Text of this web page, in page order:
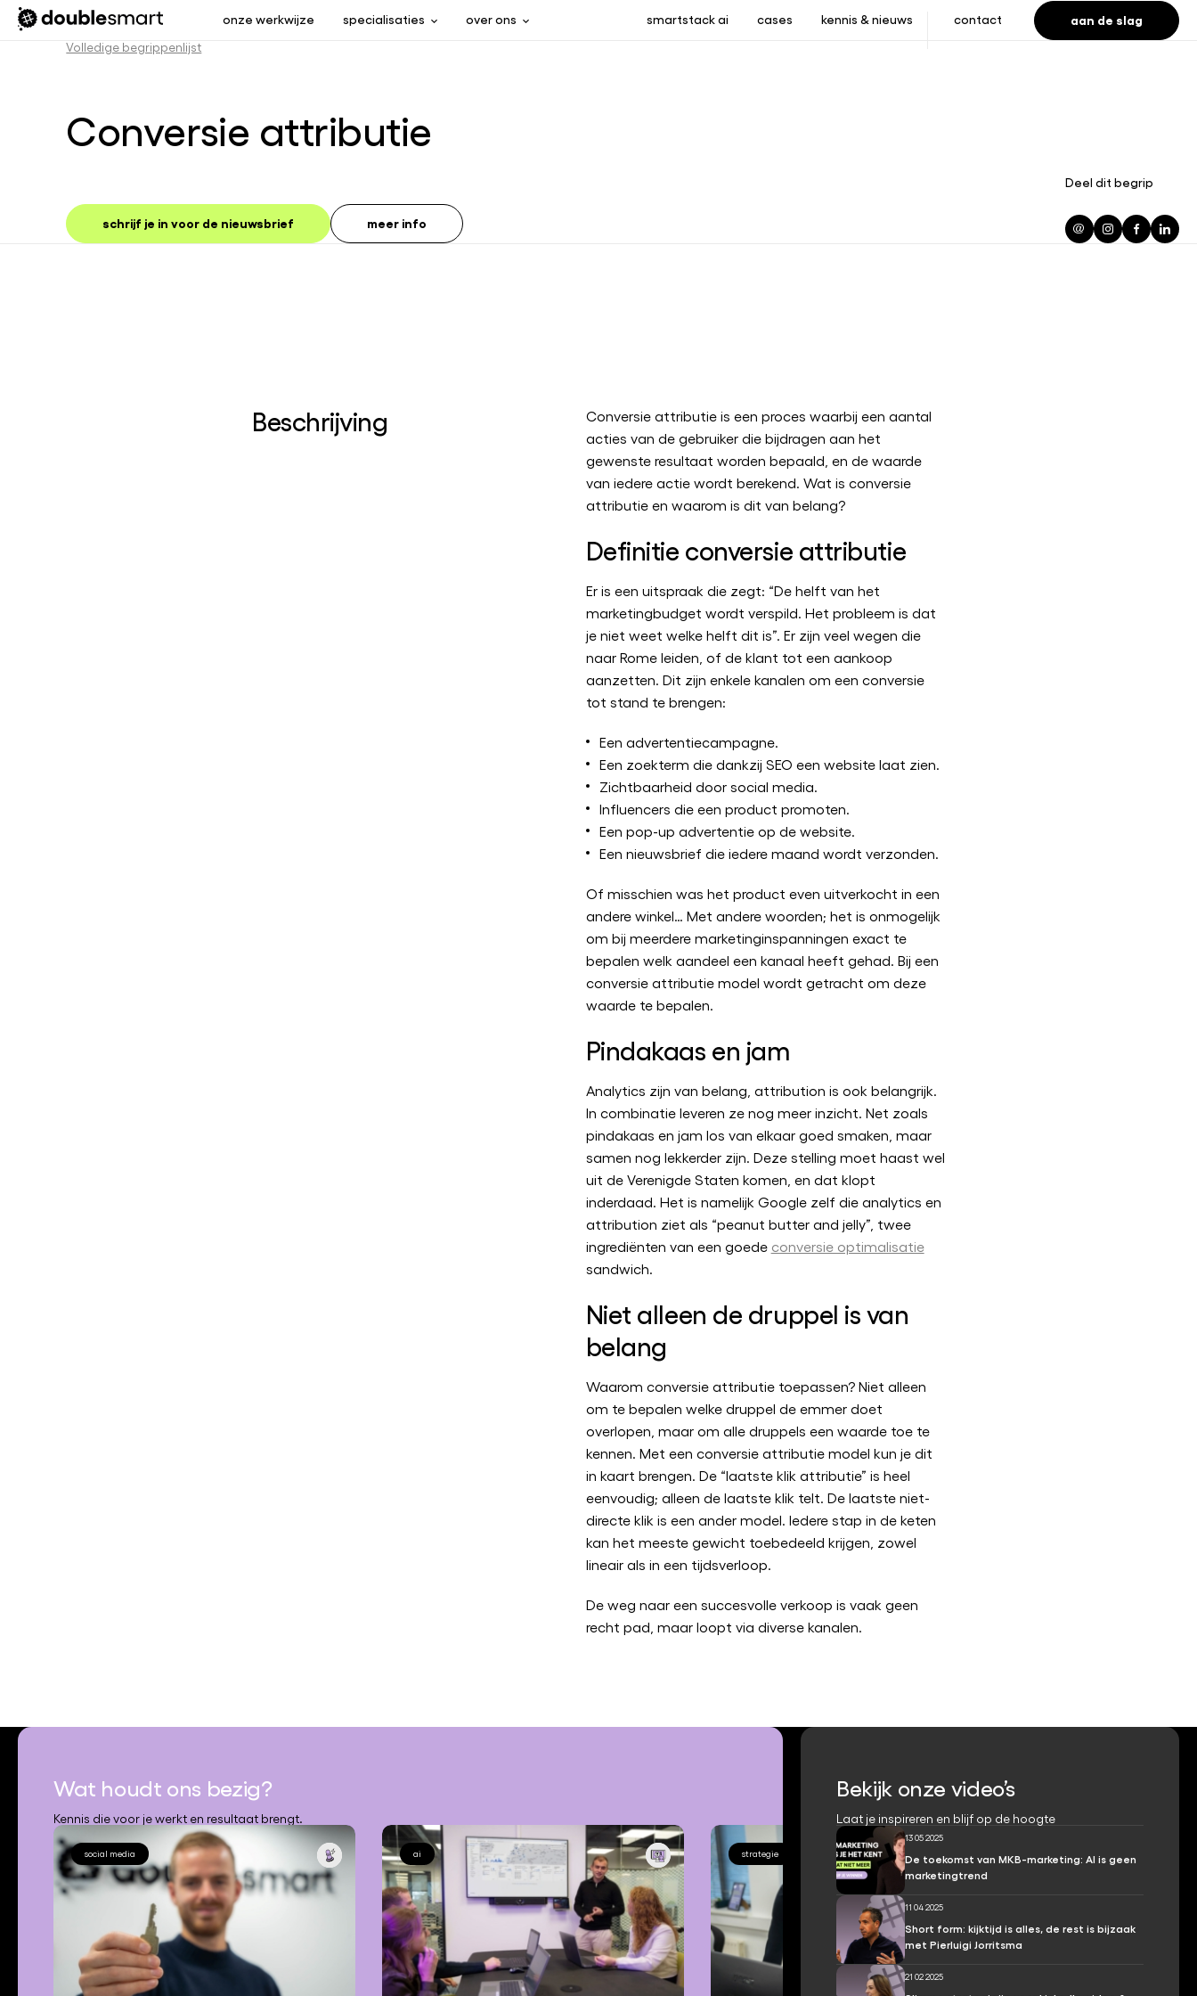
onze werkwijze specialisaties over ons smartstack ai cases kennis & nieuws contact
aan de slag
Volledige begrippenlijst
Conversie attributie
schrijf je in voor de nieuwsbrief meer info
Deel dit begrip
Beschrijving
Conversie attributie is een proces waarbij een aantal
acties van de gebruiker die bijdragen aan het
gewenste resultaat worden bepaald, en de waarde
van iedere actie wordt berekend. Wat is conversie
attributie en waarom is dit van belang?
Definitie conversie attributie
Er is een uitspraak die zegt: “De helft van het
marketingbudget wordt verspild. Het probleem is dat
je niet weet welke helft dit is”. Er zijn veel wegen die
naar Rome leiden, of de klant tot een aankoop
aanzetten. Dit zijn enkele kanalen om een conversie
tot stand te brengen:
Een advertentiecampagne.
Een zoekterm die dankzij SEO een website laat zien.
Zichtbaarheid door social media.
Influencers die een product promoten.
Een pop-up advertentie op de website.
Een nieuwsbrief die iedere maand wordt verzonden.
Of misschien was het product even uitverkocht in een
andere winkel… Met andere woorden; het is onmogelijk
om bij meerdere marketinginspanningen exact te
bepalen welk aandeel een kanaal heeft gehad. Bij een
conversie attributie model wordt getracht om deze
waarde te bepalen.
Pindakaas en jam
Analytics zijn van belang, attribution is ook belangrijk.
In combinatie leveren ze nog meer inzicht. Net zoals
pindakaas en jam los van elkaar goed smaken, maar
samen nog lekkerder zijn. Deze stelling moet haast wel
uit de Verenigde Staten komen, en dat klopt
inderdaad. Het is namelijk Google zelf die analytics en
attribution ziet als “peanut butter and jelly”, twee
ingrediënten van een goede conversie optimalisatie
sandwich.
Niet alleen de druppel is van
belang
Waarom conversie attributie toepassen? Niet alleen
om te bepalen welke druppel de emmer doet
overlopen, maar om alle druppels een waarde toe te
kennen. Met een conversie attributie model kun je dit
in kaart brengen. De “laatste klik attributie” is heel
eenvoudig; alleen de laatste klik telt. De laatste niet-
directe klik is een ander model. Iedere stap in de keten
kan het meeste gewicht toebedeeld krijgen, zowel
lineair als in een tijdsverloop.
De weg naar een succesvolle verkoop is vaak geen
recht pad, maar loopt via diverse kanalen.
Wat houdt ons bezig?
Kennis die voor je werkt en resultaat brengt.
social media ai strategie
Bekijk onze video’s
Laat je inspireren en blijf op de hoogte
13 05 2025
De toekomst van MKB-marketing: AI is geen
marketingtrend
11 04 2025
Short form: kijktijd is alles, de rest is bijzaak
met Pierluigi Jorritsma
21 02 2025